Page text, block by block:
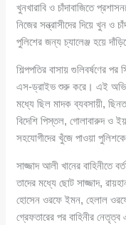
খুনখারাবি ও চাঁদাবাজিতে
নিজের সন্ত্রাসীদের দিয়ে খুন ও
পুলিশের জন্য চ্যালেঞ্জ হয়ে
শিল্পপতির বাসায় গুলিবর্ষণের
এস-ড্রাইভ শুরু করে। এই
মধ্যে ছিল মাদক ব্যবসায়ী,
বিদেশি পিস্তল, গোলাবারুদ ও
সহযোগীদের খুঁজে পাওয়া
সাজ্জাদ আলী খানের বাহিনীতে
তাদের মধ্যে ছোট সাজ্জাদ,
হোসেন ওরফে ইমন, হেলাল
গ্রেফতারের পর বাহিনীর নেতৃত্ব